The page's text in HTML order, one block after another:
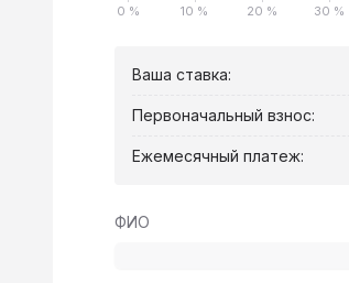
0 % 10 % 20 % 30 %
Ваша ставка:
Первоначальный взнос:
Ежемесячный платеж:
ФИО